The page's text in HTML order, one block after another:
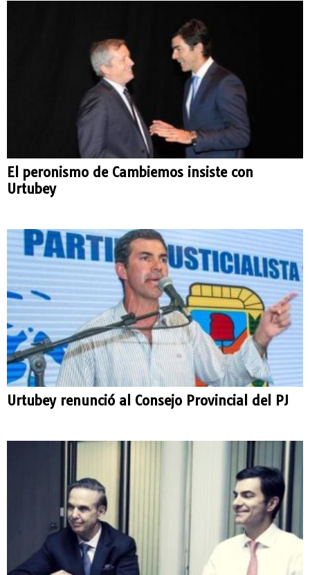
El peronismo de Cambiemos insiste con
Urtubey
Urtubey renunció al Consejo Provincial del PJ